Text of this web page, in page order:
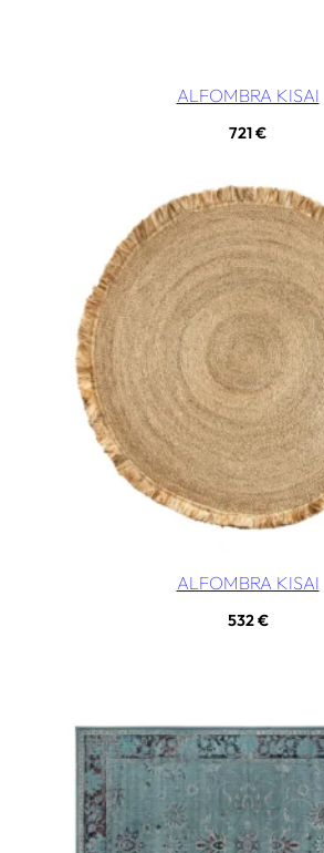
ALFOMBRA KISAI
721€
ALFOMBRA KISAI
532€